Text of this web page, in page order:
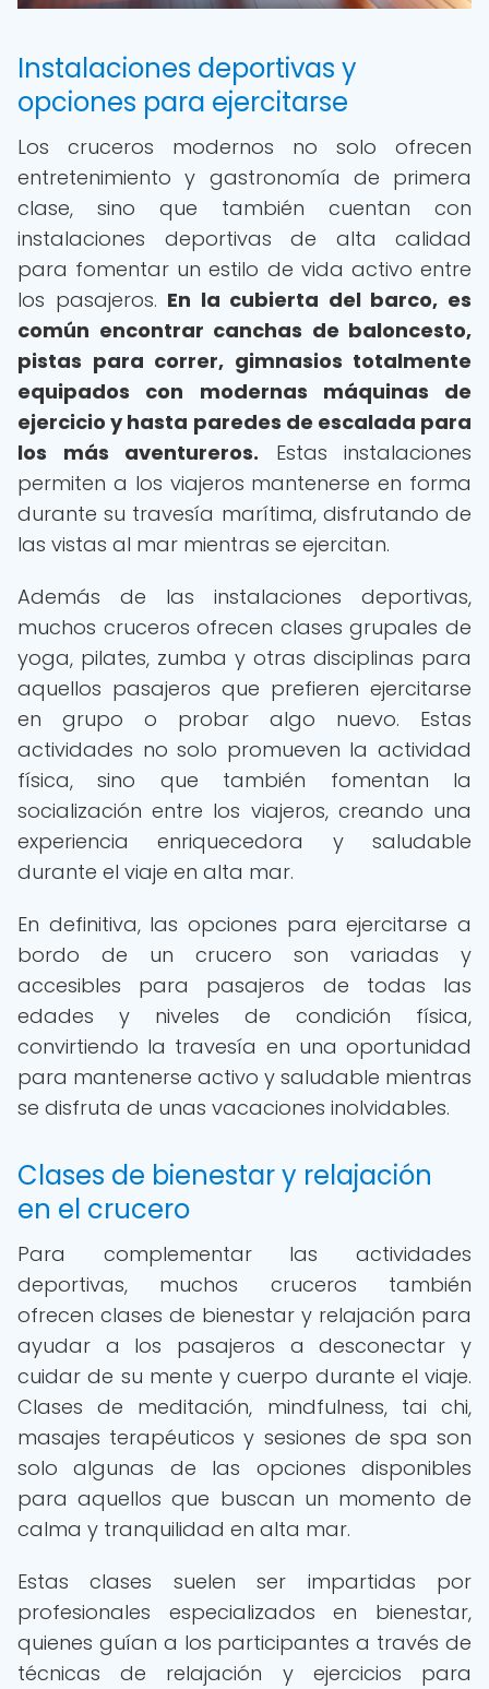
Instalaciones deportivas y
opciones para ejercitarse
Los cruceros modernos no solo ofrecen
entretenimiento y gastronomía de primera
clase, sino que también cuentan con
instalaciones deportivas de alta calidad
para fomentar un estilo de vida activo entre
los pasajeros. En la cubierta del barco, es
común encontrar canchas de baloncesto,
pistas para correr, gimnasios totalmente
equipados con modernas máquinas de
ejercicio y hasta paredes de escalada para
los más aventureros. Estas instalaciones
permiten a los viajeros mantenerse en forma
durante su travesía marítima, disfrutando de
las vistas al mar mientras se ejercitan.
Además de las instalaciones deportivas,
muchos cruceros ofrecen clases grupales de
yoga, pilates, zumba y otras disciplinas para
aquellos pasajeros que prefieren ejercitarse
en grupo o probar algo nuevo. Estas
actividades no solo promueven la actividad
física, sino que también fomentan la
socialización entre los viajeros, creando una
experiencia enriquecedora y saludable
durante el viaje en alta mar.
En definitiva, las opciones para ejercitarse a
bordo de un crucero son variadas y
accesibles para pasajeros de todas las
edades y niveles de condición física,
convirtiendo la travesía en una oportunidad
para mantenerse activo y saludable mientras
se disfruta de unas vacaciones inolvidables.
Clases de bienestar y relajación
en el crucero
Para complementar las actividades
deportivas, muchos cruceros también
ofrecen clases de bienestar y relajación para
ayudar a los pasajeros a desconectar y
cuidar de su mente y cuerpo durante el viaje.
Clases de meditación, mindfulness, tai chi,
masajes terapéuticos y sesiones de spa son
solo algunas de las opciones disponibles
para aquellos que buscan un momento de
calma y tranquilidad en alta mar.
Estas clases suelen ser impartidas por
profesionales especializados en bienestar,
quienes guían a los participantes a través de
técnicas de relajación y ejercicios para